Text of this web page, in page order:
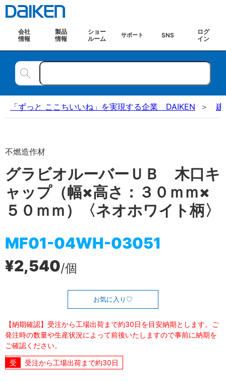
会社
情報
製品
情報
ショー
ルーム
サポート SNS
ログ
イン
「ずっと ここちいいね」を実現する企業 DAIKEN 建
不燃造作材
グラビオルーバーＵＢ 木口キ
ャップ（幅×高さ：３０ｍｍ×
５０ｍｍ）〈ネオホワイト柄〉
MF01-04WH-03051
¥2,540/個
お気に入り
【納期確認】受注から工場出荷まで約30日を目安納期とします。ご
発注時の数量や生産状況によって前後いたしますので事前に納期を
ご確認ください。
受注から工場出荷まで約30日